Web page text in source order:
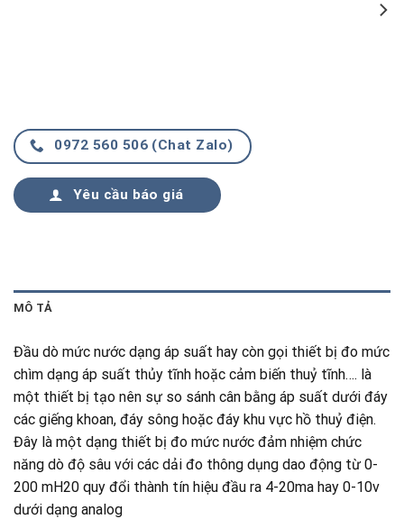
0972 560 506 (Chat Zalo)
Yêu cầu báo giá
MÔ TẢ
Đầu dò mức nước dạng áp suất hay còn gọi thiết bị đo mức
chìm dạng áp suất thủy tĩnh hoặc cảm biến thuỷ tĩnh…. là
một thiết bị tạo nên sự so sánh cân bằng áp suất dưới đáy
các giếng khoan, đáy sông hoặc đáy khu vực hồ thuỷ điện.
Đây là một dạng thiết bị đo mức nước đảm nhiệm chức
năng dò độ sâu với các dải đo thông dụng dao động từ 0-
200 mH20 quy đổi thành tín hiệu đầu ra 4-20ma hay 0-10v
dưới dạng analog